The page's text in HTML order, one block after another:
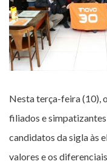
Nesta terça-feira (10),
filiados e
candidatos da sigla às
valores e os